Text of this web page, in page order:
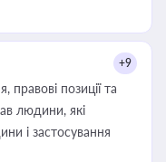
+9
позиції та
людини, які
і застосування